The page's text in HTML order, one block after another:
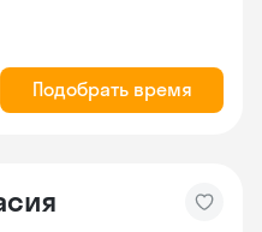
Подобрать время